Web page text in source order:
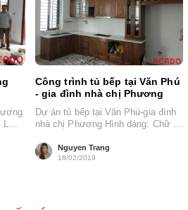
Công trình tủ bếp tại Văn Phú
- gia đình nhà chị Phương
Dự án tủ bếp tại Văn Phú-gia đình
nhà chị Phương Hình dáng: Chữ L
Nguyen Trang
18/02/2019